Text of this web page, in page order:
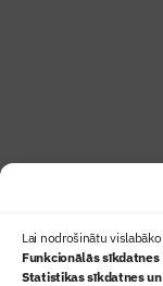
Lai nodrošinātu
Funkcionālās sīkdatnes
Statistikas sīkdatnes